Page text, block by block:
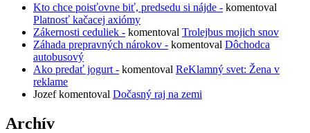
Kto chce poisťovne biť, predsedu si nájde - komentoval
Platnosť kačacej axiómy
Zákernosti ceduliek - komentoval Trolejbus mojich snov
Záhada prepravných nárokov - komentoval Dôchodca
autobusový
Ako predať jogurt - komentoval ReKlamný svet: Žena v
reklame
Jozefkomentoval Dočasný raj na zemi
Archív